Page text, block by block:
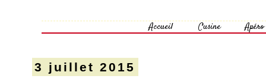
Accueil Cusine Apéro
3 juillet 2015